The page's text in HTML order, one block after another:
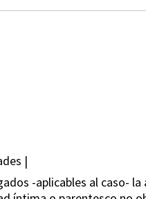
|
-aplicables al caso-